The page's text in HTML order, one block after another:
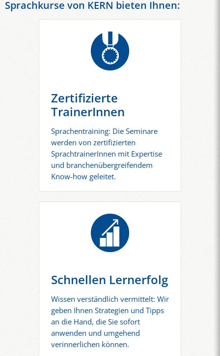
Sprachkurse von KERN bieten Ihnen:
Zertifizierte
TrainerInnen
Sprachentraining: Die Seminare
werden von zertifizierten
SprachtrainerInnen mit Expertise
und branchenübergreifendem
Know-how geleitet.
Schnellen Lernerfolg
Wissen verständlich vermittelt: Wir
geben Ihnen Strategien und Tipps
an die Hand, die Sie sofort
anwenden und umgehend
verinnerlichen können.